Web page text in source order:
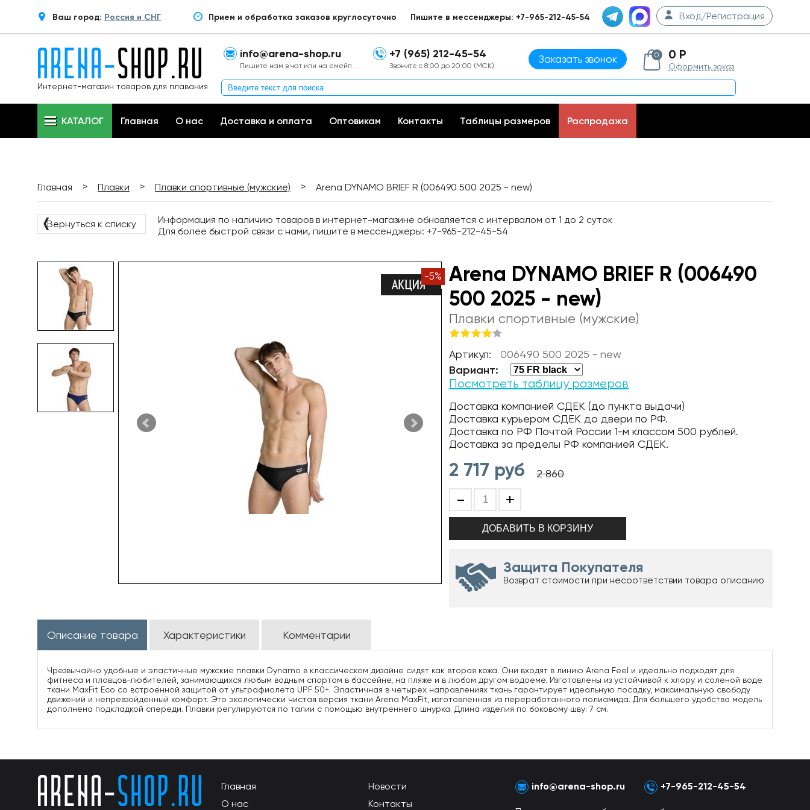
Ваш город: Россия и СНГ Прием и обработка заказов круглосуточно Пишите в мессенджеры: +7-965-212-45-54 Вход/Регистрация
Интернет-магазин товаров для плавания
info@arena-shop.ru
Пишите нам в чат или на емейл.
+7 (965) 212-45-54
Звоните с 8:00 до 20:00 (МСК).
Заказать звонок 0 0 Р
Оформить заказ
КАТАЛОГ Главная О нас Доставка и оплата Оптовикам Контакты Таблицы размеров Распродажа
Главная > Плавки > Плавки спортивные (мужские) > Arena DYNAMO BRIEF R (006490 500 2025 - new)
❬Вернуться к списку
Информация по наличию товаров в интернет-магазине обновляется с интервалом от 1 до 2 суток
Для более быстрой связи с нами, пишите в мессенджеры: +7-965-212-45-54
-5%
Arena DYNAMO BRIEF R (006490
500 2025 - new)
Плавки спортивные (мужские)
Артикул: 006490 500 2025 - new
Вариант:
Посмотреть таблицу размеров
Доставка компанией СДЕК (до пункта выдачи)
Доставка курьером СДЕК до двери по РФ.
Доставка по РФ Почтой России 1-м классом 500 рублей.
Доставка за пределы РФ компанией СДЕК.
2 717 руб 2 860
- +
Защита Покупателя
Возврат стоимости при несоответствии товара описанию
Описание товара Характеристики Комментарии
Чрезвычайно удобные и эластичные мужские плавки Dynamo в классическом дизайне сидят как вторая кожа. Они входят в линию Arena Feel и идеально подходят для
фитнеса и пловцов-любителей, занимающихся любым водным спортом в бассейне, на пляже и в любом другом водоеме. Изготовлены из устойчивой к хлору и соленой воде
ткани MaxFit Eco со встроенной защитой от ультрафиолета UPF 50+. Эластичная в четырех направлениях ткань гарантирует идеальную посадку, максимальную свободу
движений и непревзойденный комфорт. Это экологически чистая версия ткани Arena MaxFit, изготовленная из переработанного полиамида. Для большего удобства модель
дополнена подкладкой спереди. Плавки регулируются по талии с помощью внутреннего шнурка. Длина изделия по боковому шву: 7 см.
Главная
О нас
Новости
Контакты
info@arena-shop.ru +7-965-212-45-54